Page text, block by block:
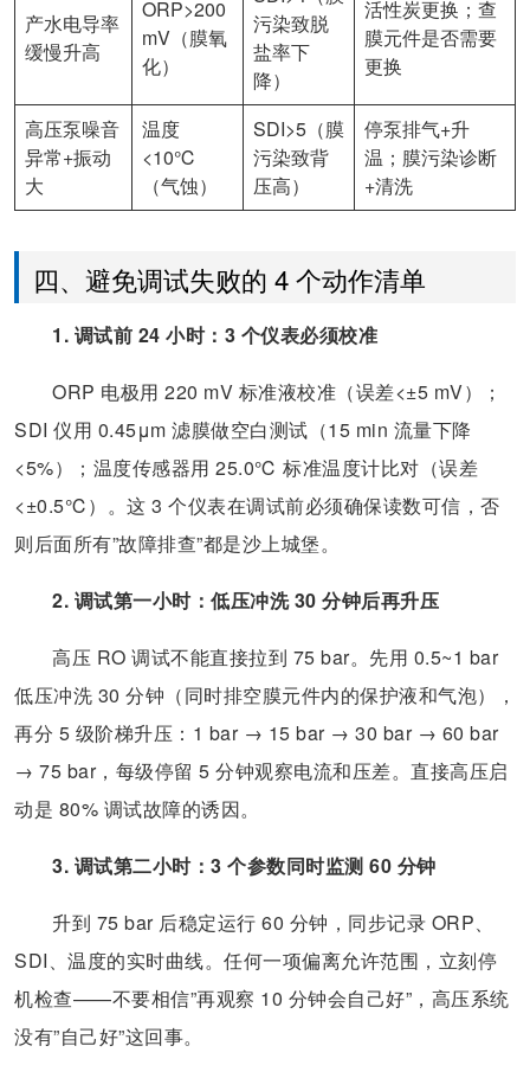
产水电导率
缓慢升高
ORP>200
mV（膜氧
化）
污染致脱
盐率下
降）
活性炭更换；查
膜元件是否需要
更换
高压泵噪音
异常+振动
大
温度
<10℃
（气蚀）
SDI>5（膜
污染致背
压高）
停泵排气+升
温；膜污染诊断
+清洗
四、避免调试失败的 4 个动作清单
1. 调试前 24 小时：3 个仪表必须校准
ORP 电极用 220 mV 标准液校准（误差<±5 mV）；
SDI 仪用 0.45μm 滤膜做空白测试（15 min 流量下降
<5%）；温度传感器用 25.0℃ 标准温度计比对（误差
<±0.5℃）。这 3 个仪表在调试前必须确保读数可信，否
则后面所有”故障排查”都是沙上城堡。
2. 调试第一小时：低压冲洗 30 分钟后再升压
高压 RO 调试不能直接拉到 75 bar。先用 0.5~1 bar
低压冲洗 30 分钟（同时排空膜元件内的保护液和气泡），
再分 5 级阶梯升压：1 bar → 15 bar → 30 bar → 60 bar
→ 75 bar，每级停留 5 分钟观察电流和压差。直接高压启
动是 80% 调试故障的诱因。
3. 调试第二小时：3 个参数同时监测 60 分钟
升到 75 bar 后稳定运行 60 分钟，同步记录 ORP、
SDI、温度的实时曲线。任何一项偏离允许范围，立刻停
机检查——不要相信”再观察 10 分钟会自己好”，高压系统
没有”自己好”这回事。